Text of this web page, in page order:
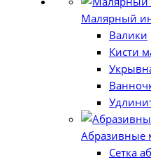
Малярный
Валики
Кисти
Абразивные
Сетка